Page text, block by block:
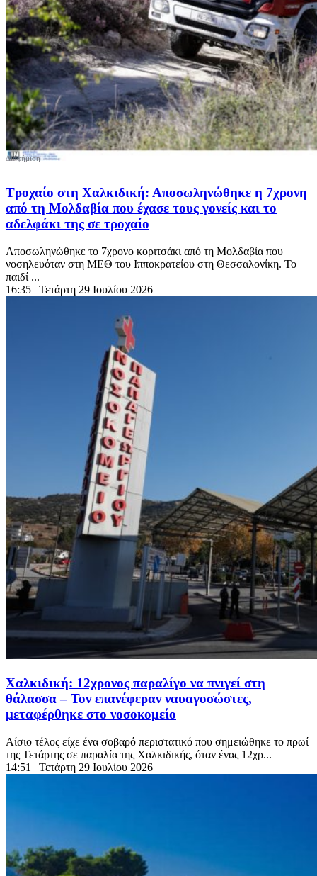
Τροχαίο στη Χαλκιδική: Αποσωληνώθηκε η 7χρονη
από τη Μολδαβία που έχασε τους γονείς και το
αδελφάκι της σε τροχαίο
Αποσωληνώθηκε το 7χρονο κοριτσάκι από τη Μολδαβία που
νοσηλευόταν στη ΜΕΘ του Ιπποκρατείου στη Θεσσαλονίκη. Το
παιδί ...
16:35 | Τετάρτη 29 Ιουλίου 2026
Χαλκιδική: 12χρονος παραλίγο να πνιγεί στη
θάλασσα – Τον επανέφεραν ναυαγοσώστες,
μεταφέρθηκε στο νοσοκομείο
Αίσιο τέλος είχε ένα σοβαρό περιστατικό που σημειώθηκε το πρωί
της Τετάρτης σε παραλία της Χαλκιδικής, όταν ένας 12χρ...
14:51 | Τετάρτη 29 Ιουλίου 2026